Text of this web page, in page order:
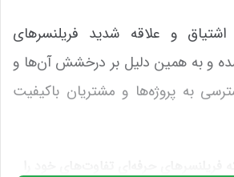
اشتیاق و علاقه شدید فریلنسرهای
و به همین دلیل بر درخشش آن‌ها و
به پروژه‌ها و مشتریان باکیفیت